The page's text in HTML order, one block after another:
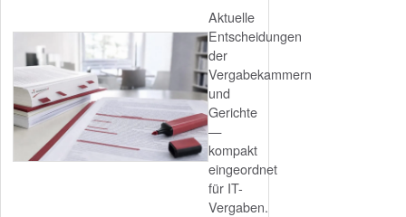
Aktuelle
Entscheidungen
der
Vergabekammern
und
Gerichte
—
kompakt
eingeordnet
für IT-
Vergaben.